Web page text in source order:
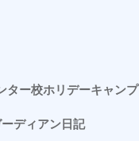
ター校ホリデーキャンプ
ディアン日記